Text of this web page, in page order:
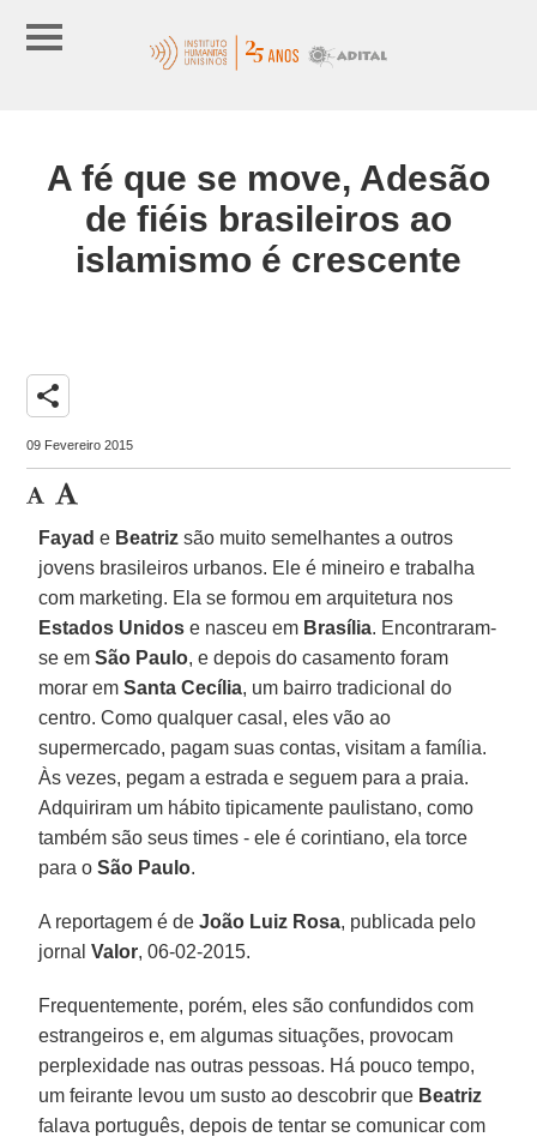
A fé que se move, Adesão
de fiéis brasileiros ao
islamismo é crescente
share
09 Fevereiro 2015
Fayad e Beatriz são muito semelhantes a outros
jovens brasileiros urbanos. Ele é mineiro e trabalha
com marketing. Ela se formou em arquitetura nos
Estados Unidos e nasceu em Brasília. Encontraram-
se emSão Paulo, e depois do casamento foram
morar emSanta Cecília, um bairro tradicional do
centro. Como qualquer casal, eles vão ao
supermercado, pagam suas contas, visitam a família.
Às vezes, pegam a estrada e seguem para a praia.
Adquiriram um hábito tipicamente paulistano, como
também são seus times - ele é corintiano, ela torce
para oSão Paulo.
A reportagem é de João Luiz Rosa, publicada pelo
jornalValor, 06-02-2015.
Frequentemente, porém, eles são confundidos com
estrangeiros e, em algumas situações, provocam
perplexidade nas outras pessoas. Há pouco tempo,
um feirante levou um susto ao descobrir que Beatriz
falava português, depois de tentar se comunicar com